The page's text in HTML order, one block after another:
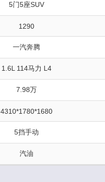
5门5座SUV
1290
一汽奔腾
1.6L 114马力 L4
7.98万
4310*1780*1680
5挡手动
汽油